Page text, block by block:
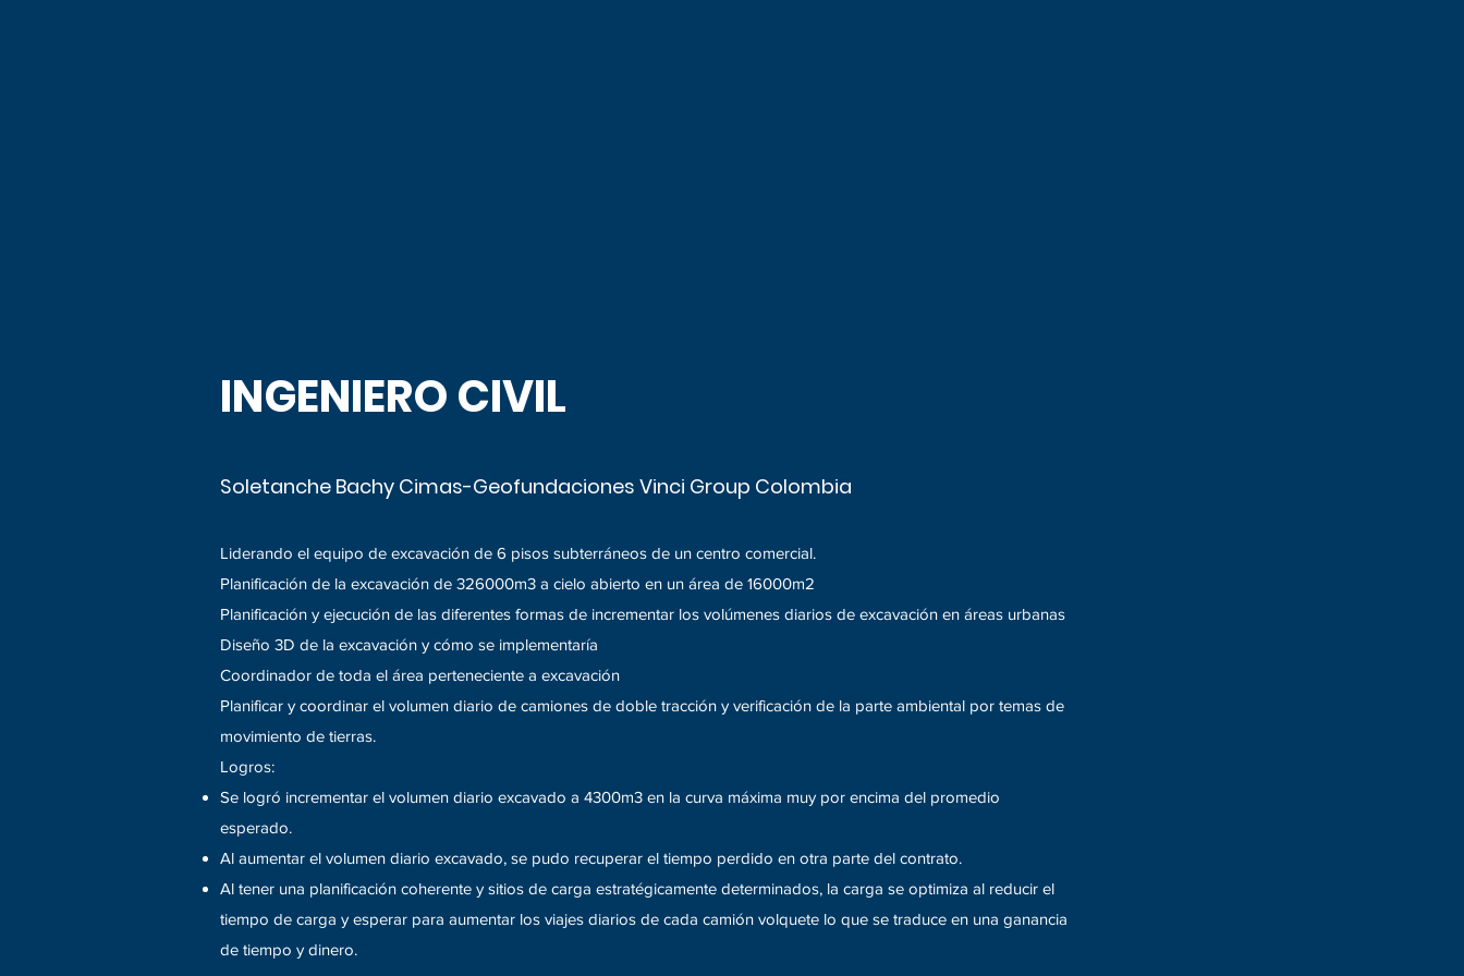
INGENIERO CIVIL
Soletanche Bachy Cimas-Geofundaciones Vinci Group Colombia
Liderando el equipo de excavación de 6 pisos subterráneos de un centro comercial.
Planificación de la excavación de 326000m3 a cielo abierto en un área de 16000m2
Planificación y ejecución de las diferentes formas de incrementar los volúmenes diarios de excavación en áreas urbanas
Diseño 3D de la excavación y cómo se implementaría
Coordinador de toda el área perteneciente a excavación
Planificar y coordinar el volumen diario de camiones de doble tracción y verificación de la parte ambiental por temas de
movimiento de tierras.
Logros:
Se logró incrementar el volumen diario excavado a 4300m3 en la curva máxima muy por encima del promedio
esperado.
Al aumentar el volumen diario excavado, se pudo recuperar el tiempo perdido en otra parte del contrato.
Al tener una planificación coherente y sitios de carga estratégicamente determinados, la carga se optimiza al reducir el
tiempo de carga y esperar para aumentar los viajes diarios de cada camión volquete lo que se traduce en una ganancia
de tiempo y dinero.